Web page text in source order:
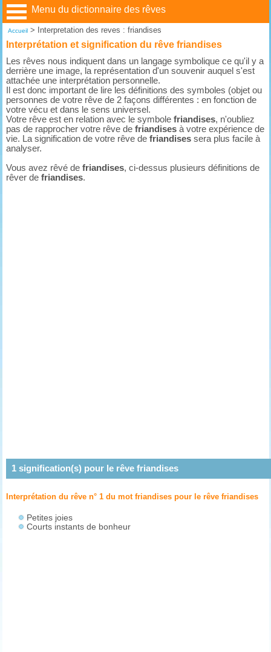
Menu du dictionnaire des rêves
Accueil> Interpretation des reves : friandises
Interprétation et signification du rêve friandises
Les rêves nous indiquent dans un langage symbolique ce qu'il y a
derrière une image, la représentation d'un souvenir auquel s'est
attachée une interprétation personnelle.
Il est donc important de lire les définitions des symboles (objet ou
personnes de votre rêve de 2 façons différentes : en fonction de
votre vécu et dans le sens universel.
Votre rêve est en relation avec le symbolefriandises, n'oubliez
pas de rapprocher votre rêve defriandises à votre expérience de
vie. La signification de votre rêve defriandises sera plus facile à
analyser.
Vous avez rêvé defriandises, ci-dessus plusieurs définitions de
rêver defriandises.
1signification(s) pour le rêve friandises
Interprétation du rêve n° 1 du mot friandises pour le rêvefriandises
Petites joies
Courts instants de bonheur